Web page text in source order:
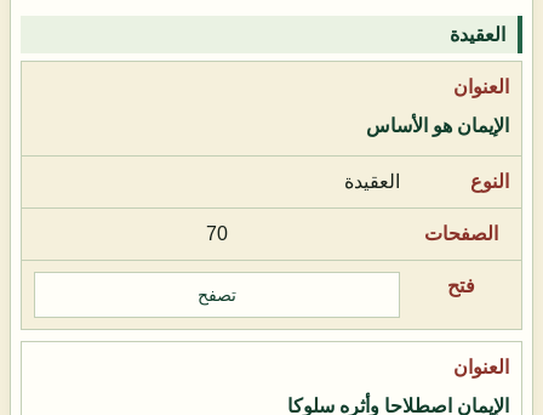
العقيدة
الإيمان هو الأساس
العقيدة
70
تصفح
الإيمان اصطلاحا وأثره سلوكا